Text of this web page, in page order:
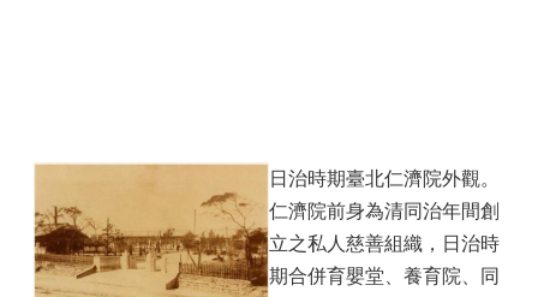
日治時期臺北仁濟院外觀。
仁濟院前身為清同治年間創
立之私人慈善組織，日治時
期合併育嬰堂、養育院、同